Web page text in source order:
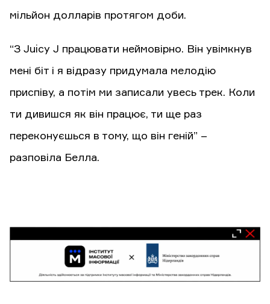
мільйон долларів протягом доби.
“З Juicy J працювати неймовірно. Він увімкнув
мені біт і я відразу придумала мелодію
приспіву, а потім ми записали увесь трек. Коли
ти дивишся як він працює, ти ще раз
переконуєшься в тому, що він геній” –
разповіла Белла.